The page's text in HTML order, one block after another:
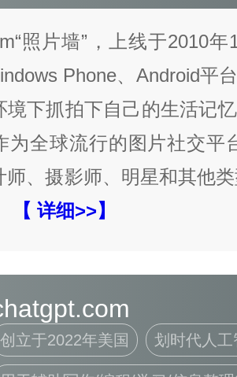
照片墙”，上线于2010
Phone、Android平
境下抓拍下自己的生活记
为全球流行的图片社交平
师、摄影师、明星和其他
【 详细>>】
创立于2022年美国 划时代人